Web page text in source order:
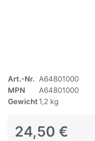
Art.-Nr. A64801000
MPN
A64801000
Gewicht 1,2 kg
24,50 €